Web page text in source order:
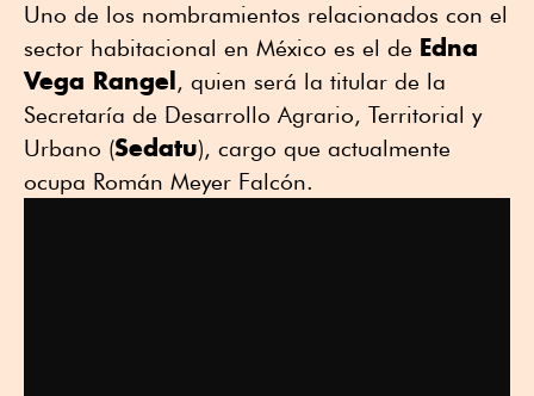
Uno de los nombramientos relacionados con el
sector habitacional en México es el de Edna
Vega Rangel, quien será la titular de la
Secretaría de Desarrollo Agrario, Territorial y
Urbano (Sedatu), cargo que actualmente
ocupa Román Meyer Falcón.